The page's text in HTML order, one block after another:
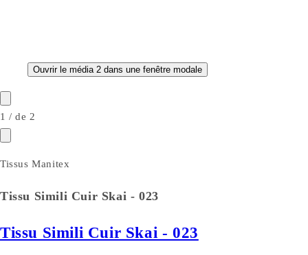
Ouvrir le média 2 dans une fenêtre modale
1 /de 2
Tissus Manitex
Tissu Simili Cuir Skai - 023
Tissu Simili Cuir Skai - 023